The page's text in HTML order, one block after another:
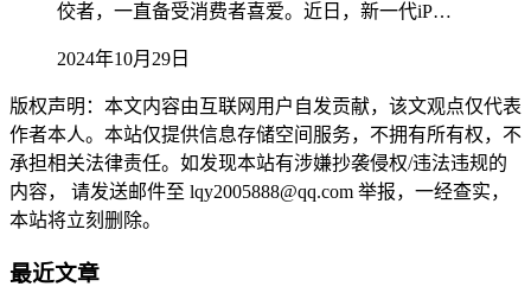
佼者，一直备受消费者喜爱。近日，新一代iP…
2024年10月29日
版权声明：本文内容由互联网用户自发贡献，该文观点仅代表
作者本人。本站仅提供信息存储空间服务，不拥有所有权，不
承担相关法律责任。如发现本站有涉嫌抄袭侵权/违法违规的
内容， 请发送邮件至 lqy2005888@qq.com 举报，一经查实，
本站将立刻删除。
最近文章